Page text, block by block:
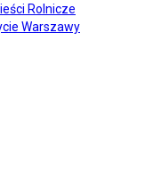
Rolnicze
Warszawy